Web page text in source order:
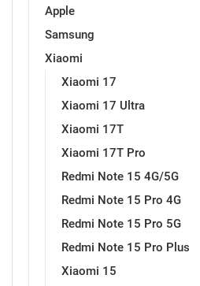
Apple
Samsung
Xiaomi
Xiaomi 17
Xiaomi 17 Ultra
Xiaomi 17T
Xiaomi 17T Pro
Redmi Note 15 4G/5G
Redmi Note 15 Pro 4G
Redmi Note 15 Pro 5G
Redmi Note 15 Pro Plus
Xiaomi 15
Babe
Samsung
Samsung
Držači za romobil
USB kablovi
FM Transmitteri